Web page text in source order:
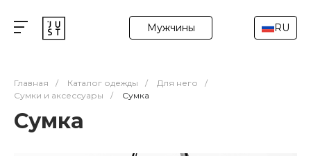
Мужчины RU
Главная / Каталог одежды / Для него
/
Сумки и аксессуары
/ Сумка
Сумка